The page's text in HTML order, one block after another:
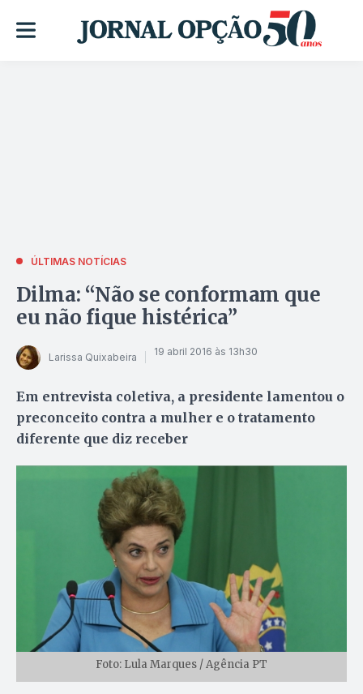
ÚLTIMAS NOTÍCIAS
Dilma: “Não se conformam que
eu não fique histérica”
Larissa Quixabeira 19 abril 2016 às 13h30
Em entrevista coletiva, a presidente lamentou o
preconceito contra a mulher e o tratamento
diferente que diz receber
Foto: Lula Marques / Agência PT